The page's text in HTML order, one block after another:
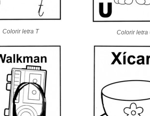
Colorir letra T Colorir letra